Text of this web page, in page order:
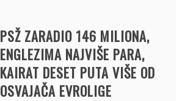
PSŽ ZARADIO 146 MILIONA,
ENGLEZIMA NAJVIŠE PARA,
KAIRAT DESET PUTA VIŠE OD
OSVAJAČA EVROLIGE